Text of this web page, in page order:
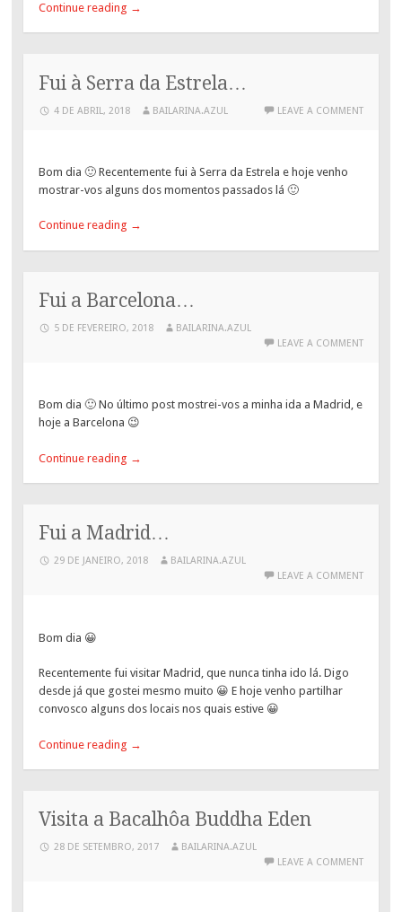
Continue reading →
Fui à Serra da Estrela…
4 DE ABRIL, 2018 BAILARINA.AZUL LEAVE A COMMENT
Bom dia 🙂 Recentemente fui à Serra da Estrela e hoje venho
mostrar-vos alguns dos momentos passados lá 🙂
Continue reading →
Fui a Barcelona…
5 DE FEVEREIRO, 2018
BAILARINA.AZUL
LEAVE A COMMENT
Bom dia 🙂 No último post mostrei-vos a minha ida a Madrid, e
hoje a Barcelona 😉
Continue reading →
Fui a Madrid…
29 DE JANEIRO, 2018
BAILARINA.AZUL
LEAVE A COMMENT
Bom dia 😀
Recentemente fui visitar Madrid, que nunca tinha ido lá. Digo
desde já que gostei mesmo muito 😀 E hoje venho partilhar
convosco alguns dos locais nos quais estive 😀
Continue reading →
Visita a Bacalhôa Buddha Eden
28 DE SETEMBRO, 2017
BAILARINA.AZUL
LEAVE A COMMENT